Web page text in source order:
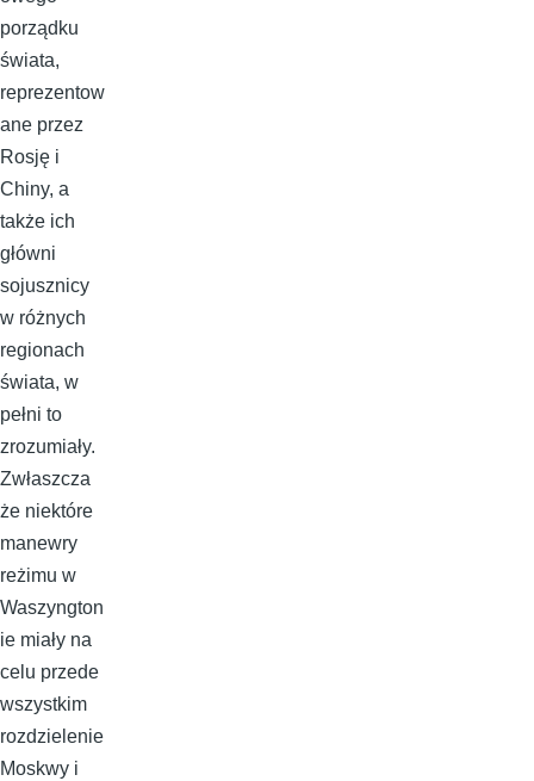
porządku
świata,
reprezentow
ane przez
Rosję i
Chiny, a
także ich
główni
sojusznicy
w różnych
regionach
świata, w
pełni to
zrozumiały.
Zwłaszcza
że niektóre
manewry
reżimu w
Waszyngton
ie miały na
celu przede
wszystkim
rozdzielenie
Moskwy i